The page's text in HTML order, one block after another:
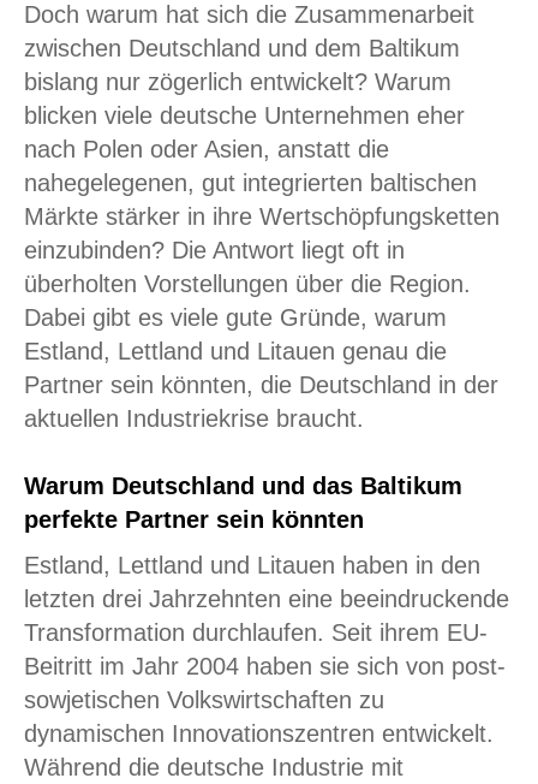
Doch warum hat sich die Zusammenarbeit
zwischen Deutschland und dem Baltikum
bislang nur zögerlich entwickelt? Warum
blicken viele deutsche Unternehmen eher
nach Polen oder Asien, anstatt die
nahegelegenen, gut integrierten baltischen
Märkte stärker in ihre Wertschöpfungsketten
einzubinden? Die Antwort liegt oft in
überholten Vorstellungen über die Region.
Dabei gibt es viele gute Gründe, warum
Estland, Lettland und Litauen genau die
Partner sein könnten, die Deutschland in der
aktuellen Industriekrise braucht.
Warum Deutschland und das Baltikum
perfekte Partner sein könnten
Estland, Lettland und Litauen haben in den
letzten drei Jahrzehnten eine beeindruckende
Transformation durchlaufen. Seit ihrem EU-
Beitritt im Jahr 2004 haben sie sich von post-
sowjetischen Volkswirtschaften zu
dynamischen Innovationszentren entwickelt.
Während die deutsche Industrie mit